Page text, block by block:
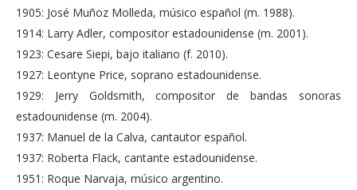
1905: José Muñoz Molleda, músico español (m. 1988).
1914: Larry Adler, compositor estadounidense (m. 2001).
1923: Cesare Siepi, bajo italiano (f. 2010).
1927: Leontyne Price, soprano estadounidense.
1929: Jerry Goldsmith, compositor de bandas sonoras
estadounidense (m. 2004).
1937: Manuel de la Calva, cantautor español.
1937: Roberta Flack, cantante estadounidense.
1951: Roque Narvaja, músico argentino.